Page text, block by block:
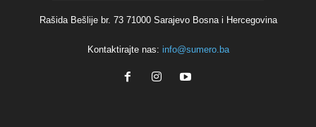
Rašida Bešlije br. 73 71000 Sarajevo Bosna i Hercegovina
Kontaktirajte nas: info@sumero.ba